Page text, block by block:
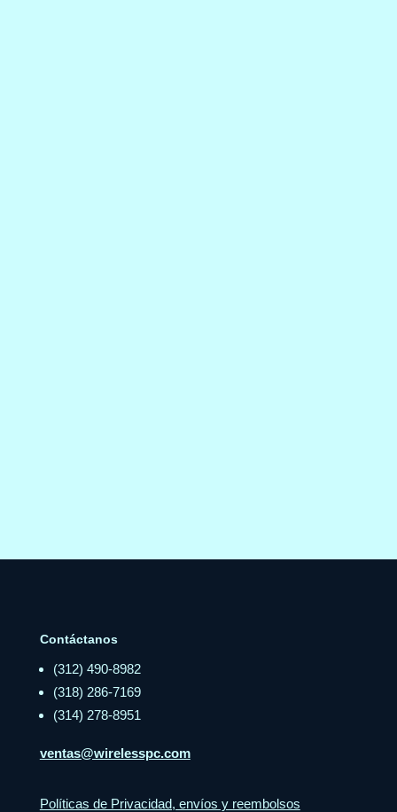
Contáctanos
(312) 490-8982
(318) 286-7169
(314) 278-8951
ventas@wirelesspc.com
Políticas de Privacidad, envíos y reembolsos